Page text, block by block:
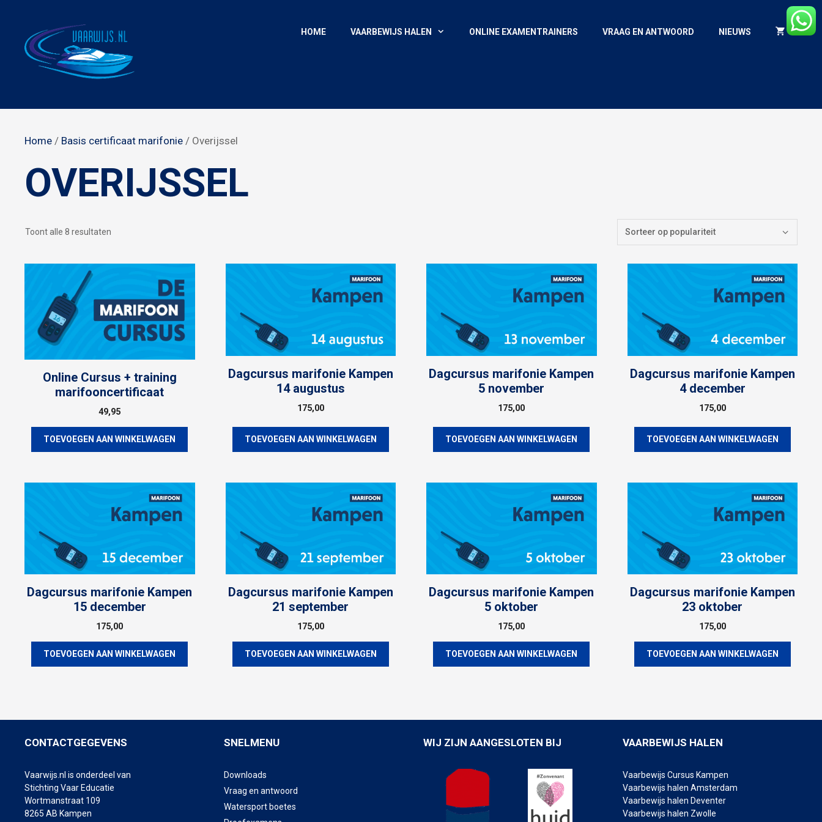
inhoud
HOME VAARBEWIJS HALEN ONLINE EXAMENTRAINERS VRAAG EN ANTWOORD NIEUWS
Home / Basis certificaat marifonie / Overijssel
OVERIJSSEL
Toont alle 8 resultaten
Online Cursus + training
marifooncertificaat
49,95
TOEVOEGEN AAN WINKELWAGEN
Dagcursus marifonie Kampen
14 augustus
175,00
TOEVOEGEN AAN WINKELWAGEN
Dagcursus marifonie Kampen
5 november
175,00
TOEVOEGEN AAN WINKELWAGEN
Dagcursus marifonie Kampen
4 december
175,00
TOEVOEGEN AAN WINKELWAGEN
Dagcursus marifonie Kampen
15 december
175,00
TOEVOEGEN AAN WINKELWAGEN
Dagcursus marifonie Kampen
21 september
175,00
TOEVOEGEN AAN WINKELWAGEN
Dagcursus marifonie Kampen
5 oktober
175,00
TOEVOEGEN AAN WINKELWAGEN
Dagcursus marifonie Kampen
23 oktober
175,00
TOEVOEGEN AAN WINKELWAGEN
CONTACTGEGEVENS
Vaarwijs.nl is onderdeel van
Stichting Vaar Educatie
Wortmanstraat 109
8265 AB Kampen
SNELMENU
Downloads
Vraag en antwoord
Watersport boetes
WIJ ZIJN AANGESLOTEN BIJ VAARBEWIJS HALEN
Vaarbewijs Cursus Kampen
Vaarbewijs halen Amsterdam
Vaarbewijs halen Deventer
Vaarbewijs halen Zwolle